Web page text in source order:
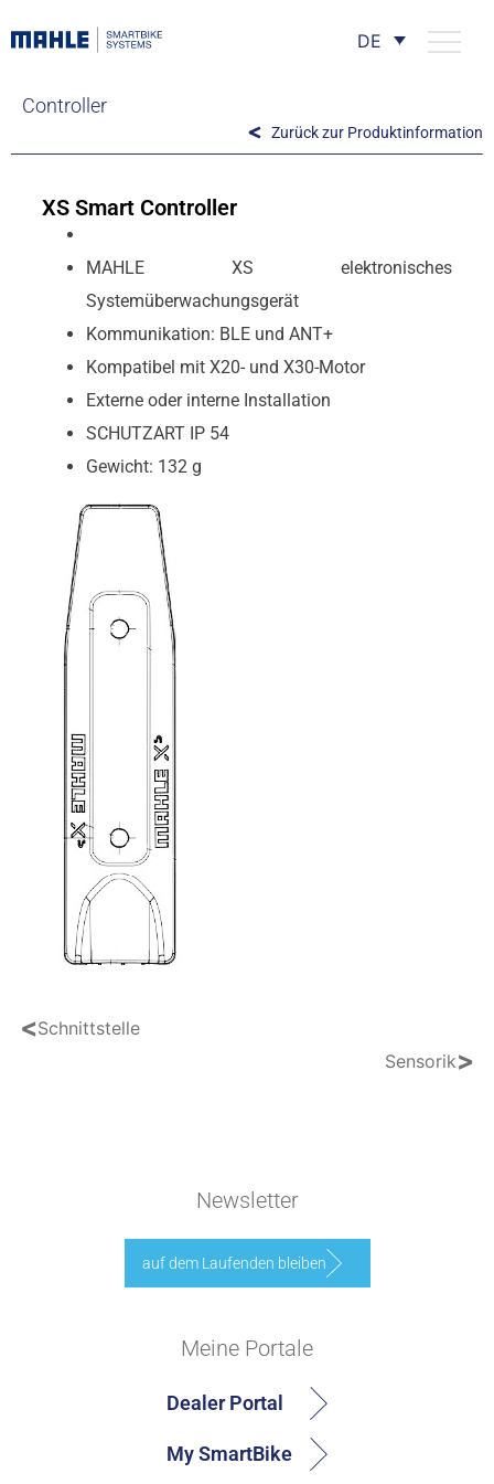
DE
Controller
Zurück zur Produktinformation
XS Smart Controller
MAHLE XS elektronisches
Systemüberwachungsgerät
Kommunikation: BLE und ANT+
Kompatibel mit X20- und X30-Motor
Externe oder interne Installation
SCHUTZART IP 54
Gewicht: 132 g
<Schnittstelle
Sensorik>
Newsletter
auf dem Laufenden bleiben
Meine Portale
Dealer Portal
My SmartBike